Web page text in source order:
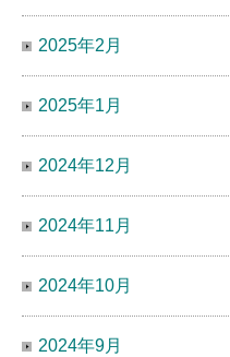
2025年2月
2025年1月
2024年12月
2024年11月
2024年10月
2024年9月